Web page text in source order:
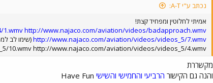
נכתב ע"י A-T:
אמיתי לחלוטין ומפחיד קצת!
1.wmvhttp://www.najaco.com/aviation/videos/badapproach.wmv
http://www.najaco.com/aviation/videos/videos_5/7.wmv
10.wmv http://www.najaco.com/aviation/videos/videos_5/4.wmv
מקשררת
והנה גם הקישור הרביעי והחמישי והשישי